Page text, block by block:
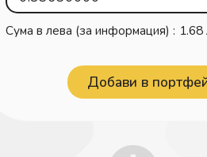
Сума в лева (за информация) : 1.68